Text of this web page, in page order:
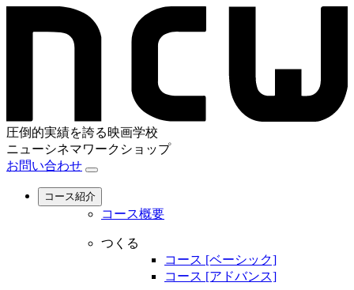
圧倒的実績を誇る映画学校
ニューシネマワークショップ
お問い合わせ
コース紹介
コース概要
つくる
コース [ベーシック]
コース [アドバンス]